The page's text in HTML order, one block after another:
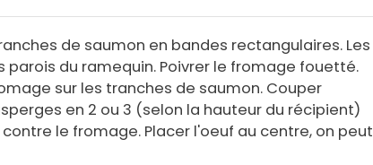
de saumon en bandes rectangulaires. Les
parois du ramequin. Poivrer le fromage fouetté.
sur les tranches de saumon. Couper
en 2 ou 3 (selon la hauteur du récipient)
le fromage. Placer l'oeuf au centre, on peut